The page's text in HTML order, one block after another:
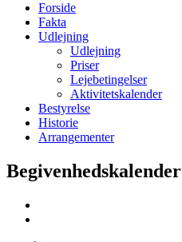
Forside
Fakta
Udlejning
Udlejning
Priser
Lejebetingelser
Aktivitetskalender
Bestyrelse
Historie
Arrangementer
Begivenhedskalender